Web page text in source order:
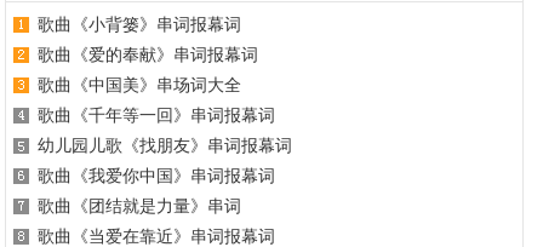
歌曲《小背篓》串词报幕词
歌曲《爱的奉献》串词报幕词
歌曲《中国美》串场词大全
歌曲《千年等一回》串词报幕词
幼儿园儿歌《找朋友》串词报幕词
歌曲《我爱你中国》串词报幕词
歌曲《团结就是力量》串词
歌曲《当爱在靠近》串词报幕词